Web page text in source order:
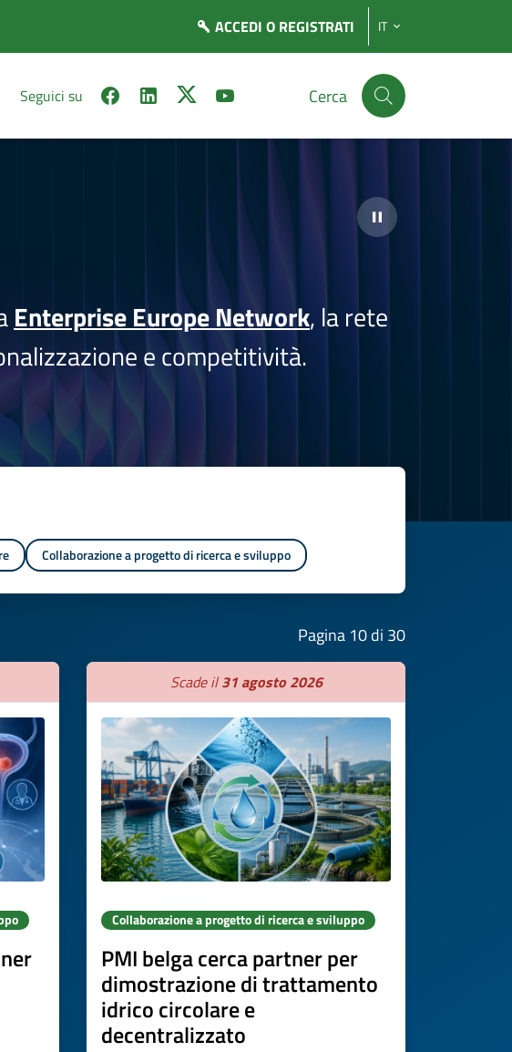
ACCEDI O REGISTRATI IT
Seguici su Cerca
Enterprise Europe Network, la rete
e competitività.
Collaborazione a progetto di ricerca e sviluppo
Pagina 10 di 30
Scade il31 agosto 2026
Collaborazione a progetto di ricerca e sviluppo
PMI belga cerca partner per
dimostrazione di trattamento
idrico circolare e
decentralizzato